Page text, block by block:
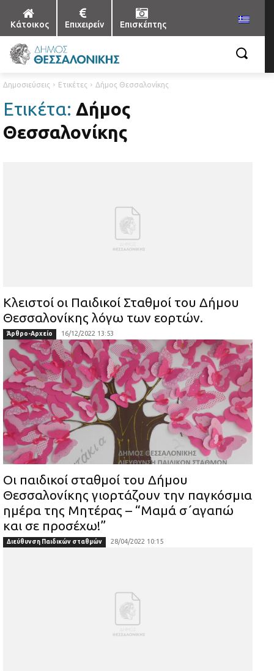
Κάτοικος Επιχειρείν Επισκέπτης
Δημοσιεύσεις Ετικέτες Δήμος Θεσσαλονίκης
Ετικέτα: Δήμος
Θεσσαλονίκης
Κλειστοί οι Παιδικοί Σταθμοί του Δήμου
Θεσσαλονίκης λόγω των εορτών.
Άρθρο-Αρχείο 16/12/2022 13:53
Οι παιδικοί σταθμοί του Δήμου
Θεσσαλονίκης γιορτάζουν την παγκόσμια
ημέρα της Μητέρας – “Μαμά σ΄αγαπώ
και σε προσέχω!”
Διεύθυνση Παιδικών σταθμών 28/04/2022 10:15